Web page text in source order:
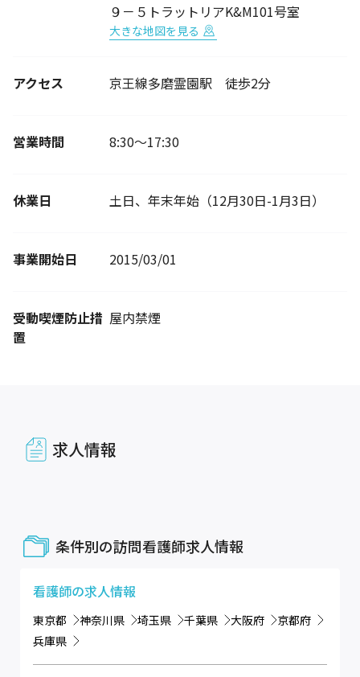
９－５トラットリアK&M101号室
大きな地図を見る
アクセス 京王線多磨霊園駅 徒歩2分
営業時間 8:30〜17:30
休業日 土日、年末年始（12月30日-1月3日）
事業開始日 2015/03/01
受動喫煙防止措
置
屋内禁煙
求人情報
条件別の訪問看護師求人情報
看護師の求人情報
東京都 神奈川県 埼玉県 千葉県 大阪府
京都府
兵庫県